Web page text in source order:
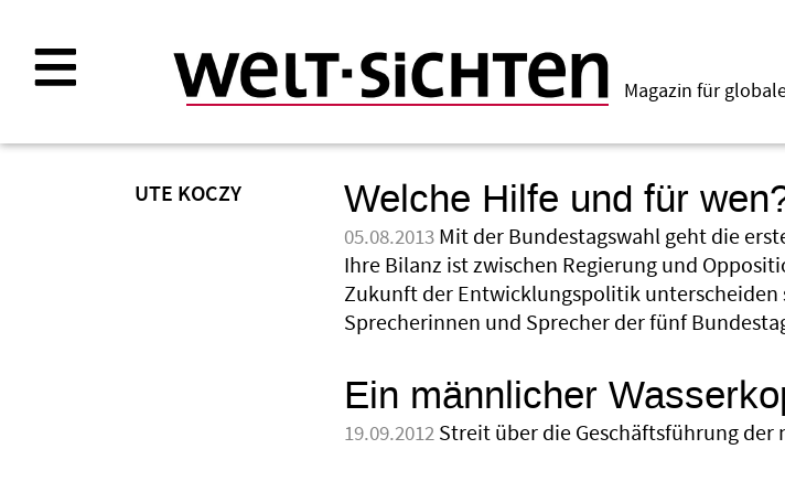
Inhalt
Magazin für
UTE KOCZY Welche Hilfe und für
05.08.2013 Mit der Bundestagswahl geht die
Ihre Bilanz ist zwischen Regierung und
Zukunft der Entwicklungspolitik
Sprecherinnen und Sprecher der fünf
Ein männlicher
19.09.2012 Streit über die Geschäftsführung